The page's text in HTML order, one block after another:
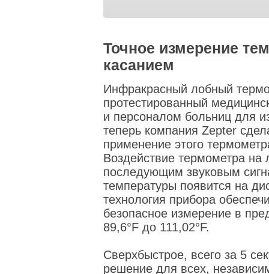
Точное измерение
касанием
Инфракрасный лобный
протестированный
и персоналом больниц для
теперь компания Zepter
применение этого
Воздействие термометра на
последующим звуковым
температуры появится на
технология прибора
безопасное измерение в
89,6°F до 111,02°F.
Сверхбыстрое, всего за 5
решение для всех,